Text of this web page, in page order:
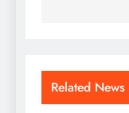
Related News